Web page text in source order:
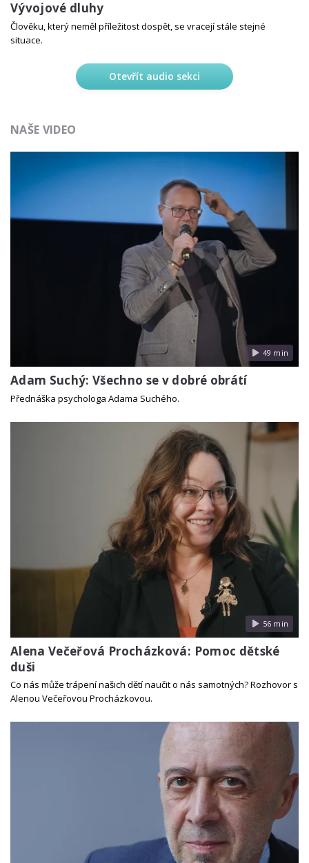
Vývojové dluhy
Člověku, který neměl příležitost dospět, se vracejí stále stejné
situace.
Otevřít audio sekci
NAŠE VIDEO
49 min
Adam Suchý: Všechno se v dobré obrátí
Přednáška psychologa Adama Suchého.
56 min
Alena Večeřová Procházková: Pomoc dětské
duši
Co nás může trápení našich dětí naučit o nás samotných? Rozhovor s
Alenou Večeřovou Procházkovou.